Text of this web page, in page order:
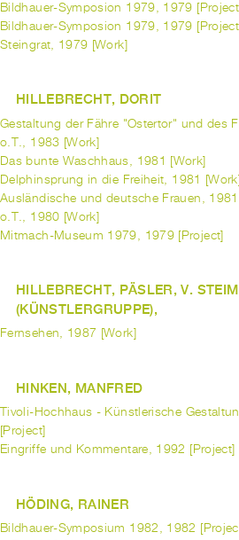
Bildhauer-Symposion 1979, 1979
Bildhauer-Symposion 1979, 1979
Steingrat, 1979 [Work]
HILLEBRECHT, DORIT
Gestaltung der Fähre "Ostertor" und des
o.T., 1983 [Work]
Das bunte Waschhaus, 1981 [Work]
Delphinsprung in die Freiheit, 1981 [Work]
Ausländische und deutsche Frauen,
o.T., 1980 [Work]
Mitmach-Museum 1979, 1979 [Project]
HILLEBRECHT, PÄSLER, V.
(KÜNSTLERGRUPPE),
Fernsehen, 1987 [Work]
HINKEN, MANFRED
Tivoli-Hochhaus - Künstlerische
[Project]
Eingriffe und Kommentare, 1992 [Project]
HÖDING, RAINER
Bildhauer-Symposium 1982, 1982